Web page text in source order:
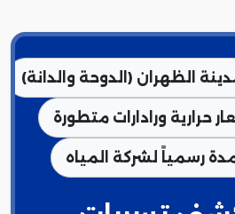
الظهران (الدوحة والدانة)
حرارية ورادارات متطورة
رسمياً لشركة المياه